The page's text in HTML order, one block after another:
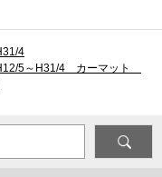
4
5～H31/4 カーマット